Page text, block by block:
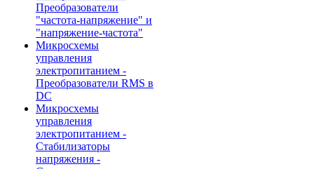
Преобразователи
"частота-напряжение" и
"напряжение-частота"
Микросхемы
управления
электропитанием -
Преобразователи RMS в
DC
Микросхемы
управления
электропитанием -
Стабилизаторы
напряжения -